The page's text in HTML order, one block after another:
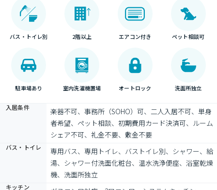
バス・トイレ別 2階以上 エアコン付き ペット相談可
駐車場あり 室内洗濯機置場 オートロック 洗面所独立
入居条件
楽器不可、事務所（SOHO）可、二人入居不可、単身
者希望、ペット相談、初期費用カード決済可、ルーム
シェア不可、礼金不要、敷金不要
バス・トイレ
専用バス、専用トイレ、バストイレ別、シャワー、給
湯、シャワー付洗面化粧台、温水洗浄便座、浴室乾燥
機、洗面所独立
キッチン